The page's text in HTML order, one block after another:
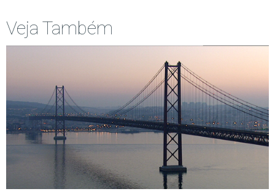
Veja Também